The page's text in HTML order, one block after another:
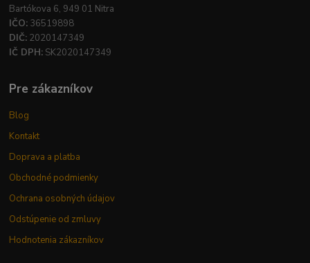
Bartókova 6, 949 01 Nitra
IČO: 36519898
DIČ: 2020147349
IČ DPH: SK2020147349
Pre zákazníkov
Blog
Kontakt
Doprava a platba
Obchodné podmienky
Ochrana osobných údajov
Odstúpenie od zmluvy
Hodnotenia zákazníkov